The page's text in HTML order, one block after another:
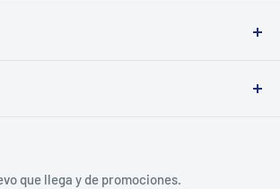
que llega y de promociones.